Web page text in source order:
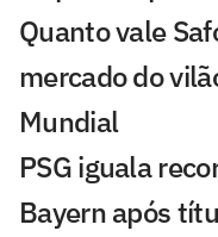
Quanto vale
mercado do
Mundial
PSG iguala
Bayern após